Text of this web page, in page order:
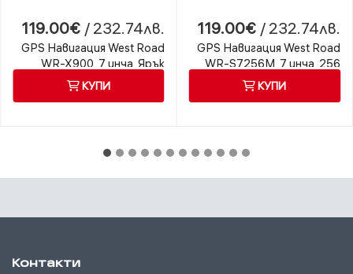
119.00€ / 232.74лв.
GPS Навигация West Road
WR-X900, 7 инча, Ярък
дисплей, 256 MB RAM
КУПИ
119.00€ / 232.74лв.
GPS Навигация West Road
WR-S7256M, 7 инча, 256
КУПИ
Контакти